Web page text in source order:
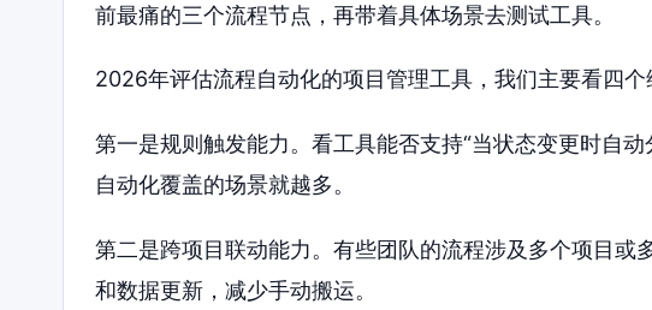
前最痛的三个流程节点，再带着具体场景去测试工具。
2026年评估流程自动化的项目管理工具，我们主要看四个
第一是规则触发能力。看工具能否支持“当状态变更时自
自动化覆盖的场景就越多。
第二是跨项目联动能力。有些团队的流程涉及多个项目或
和数据更新，减少手动搬运。